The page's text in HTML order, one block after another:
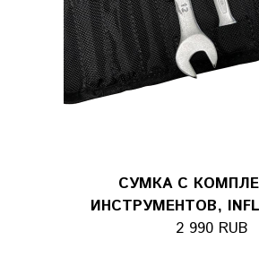
СУМКА С
ИНСТРУМЕНТОВ,
2 990 RUB